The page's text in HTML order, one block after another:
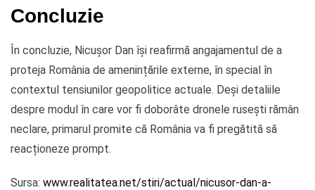
Concluzie
În concluzie, Nicușor Dan își reafirmă angajamentul de a
proteja România de amenințările externe, în special în
contextul tensiunilor geopolitice actuale. Deși detaliile
despre modul în care vor fi doborâte dronele rusești rămân
neclare, primarul promite că România va fi pregătită să
reacționeze prompt.
Sursa: www.realitatea.net/stiri/actual/nicusor-dan-a-